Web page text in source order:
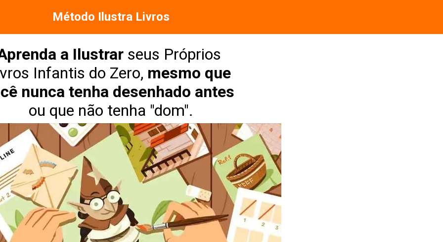
Método Ilustra Livros
a Ilustrar seus Próprios
Infantis do Zero, mesmo que
nunca tenha desenhado antes
ou que não tenha "dom".